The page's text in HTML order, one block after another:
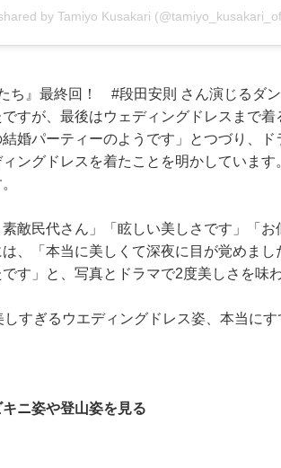
by Tamiyo Kusakari
ち』最終回！ #段田安則 さん演じるダ
ですが、最後はウェディングドレスまで
婚パーティーのようです」とつづり、ド
ングドレスを着たことを明かしていま
敵民代さん」「眩しい美しさです」「
、「本当に美しくて深夜に目が覚めま
す」と、写真とドラマで2度美しさを味
すぎるウエディングドレス姿、本当に
ニ姿や登山姿を見る